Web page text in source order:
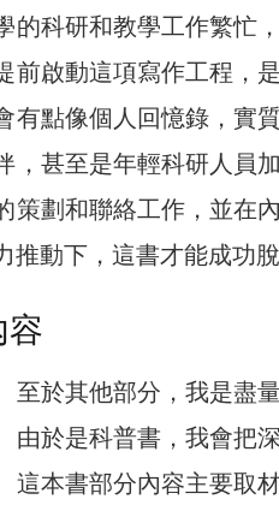
的科研和教學工作繁忙
前啟動這項寫作工程，
點像個人回憶錄，實
，甚至是年輕科研人員
策劃和聯絡工作，並在
動下，這書才能成功脫
容
至於其他部分，我是盡
由於是科普書，我會把
這本書部分內容主要取